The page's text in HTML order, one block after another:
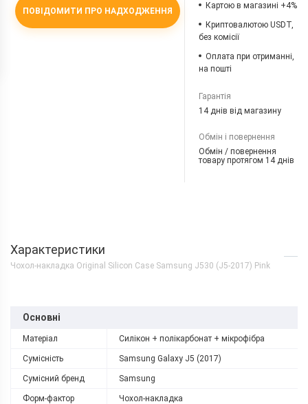
ПОВІДОМИТИ ПРО НАДХОДЖЕННЯ
Картою в магазині +4%
Криптовалютою USDT,
без комісії
Оплата при отриманні,
на пошті
Гарантія
14 днів від магазину
Обмін і повернення
Обмін / повернення
товару протягом 14 днів
Характеристики
Чохол-накладка Original Silicon Case Samsung J530 (J5-2017) Pink
Основні
Матеріал Силікон + полікарбонат + мікрофібра
Сумісність Samsung Galaxy J5 (2017)
Сумісний бренд Samsung
Форм-фактор Чохол-накладка